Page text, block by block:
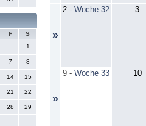
F
S
1
7 8
14 15
21 22
28 29
»
2 - Woche 32 3
»
9 - Woche 33 10